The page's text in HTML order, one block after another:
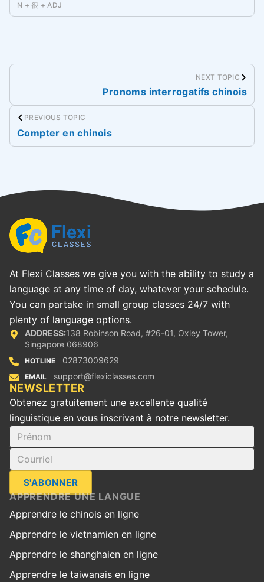
N + 很 + ADJ
NEXT TOPIC
Pronoms interrogatifs chinois
PREVIOUS TOPIC
Compter en chinois
At Flexi Classes we give you with the ability to study a
language at any time of day, whatever your schedule.
You can partake in small group classes 24/7 with
plenty of language options.
ADDRESS:138 Robinson Road, #26-01, Oxley Tower,
Singapore 068906
HOTLINE 02873009629
EMAIL support@flexiclasses.com
‪NEWSLETTER
Obtenez gratuitement une excellente qualité
linguistique en vous inscrivant à notre newsletter.
S'ABONNER
APPRENDRE UNE LANGUE
Apprendre le chinois en ligne
Apprendre le vietnamien en ligne
Apprendre le shanghaien en ligne
Apprendre le taiwanais en ligne